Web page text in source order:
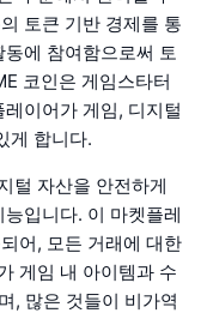
토큰 기반 경제를 통
에 참여함으로써 토
코인은 게임스타터
이어가 게임, 디지털
게 합니다.
털 자산을 안전하게
입니다. 이 마켓플레
어, 모든 거래에 대한
게임 내 아이템과 수
, 많은 것들이 비가역